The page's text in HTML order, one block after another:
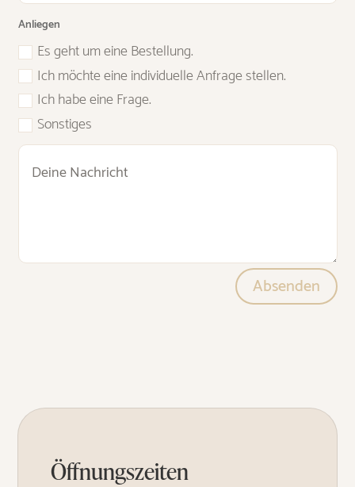
Anliegen
Es geht um eine Bestellung.
Ich möchte eine individuelle Anfrage stellen.
Ich habe eine Frage.
Sonstiges
Absenden
Öffnungszeiten